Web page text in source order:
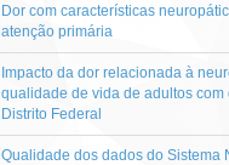
Dor com características
atenção primária
Impacto da dor relacionada à
qualidade de vida de adultos
Distrito Federal
Qualidade dos dados do Sistema